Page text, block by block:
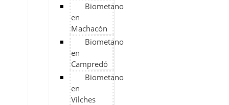
Biometano
en
Machacón
Biometano
en
Campredó
Biometano
en
Vilches